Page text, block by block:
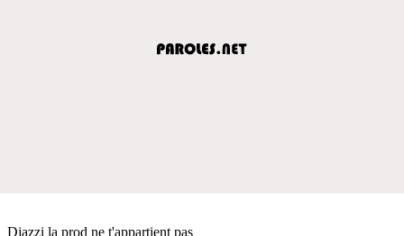
Djazzi la prod ne t'appartient pas